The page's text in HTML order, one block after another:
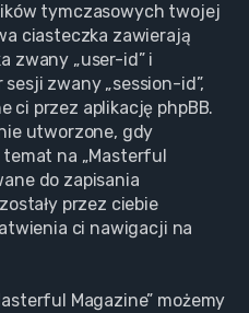
tymczasowych twojej
ciasteczka zawierają
zwany „user-id” i
zwany „session-id”,
ci przez aplikację phpBB.
utworzone, gdy
na „Masterful
do zapisania
przez ciebie
ci nawigacji na
Magazine” możemy